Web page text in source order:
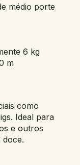
médio porte
6 kg
m
como
Ideal para
e outros
doce.